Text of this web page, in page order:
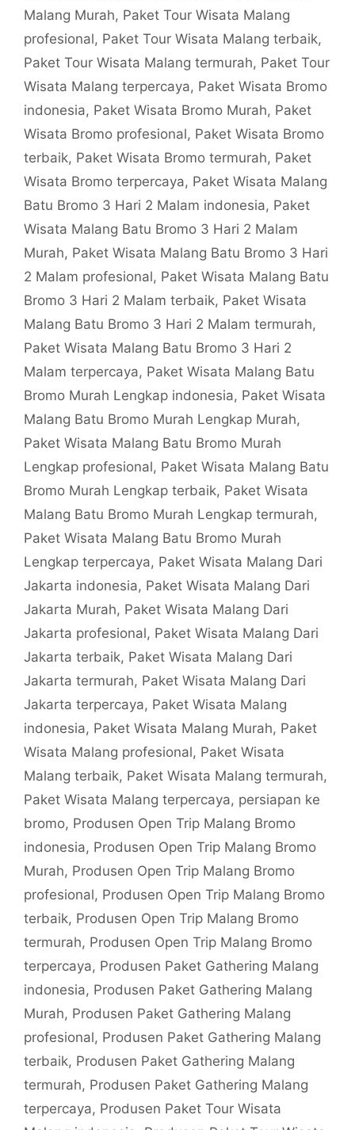
Malang Murah, Paket Tour Wisata Malang
profesional, Paket Tour Wisata Malang terbaik,
Paket Tour Wisata Malang termurah, Paket Tour
Wisata Malang terpercaya, Paket Wisata Bromo
indonesia, Paket Wisata Bromo Murah, Paket
Wisata Bromo profesional, Paket Wisata Bromo
terbaik, Paket Wisata Bromo termurah, Paket
Wisata Bromo terpercaya, Paket Wisata Malang
Batu Bromo 3 Hari 2 Malam indonesia, Paket
Wisata Malang Batu Bromo 3 Hari 2 Malam
Murah, Paket Wisata Malang Batu Bromo 3 Hari
2 Malam profesional, Paket Wisata Malang Batu
Bromo 3 Hari 2 Malam terbaik, Paket Wisata
Malang Batu Bromo 3 Hari 2 Malam termurah,
Paket Wisata Malang Batu Bromo 3 Hari 2
Malam terpercaya, Paket Wisata Malang Batu
Bromo Murah Lengkap indonesia, Paket Wisata
Malang Batu Bromo Murah Lengkap Murah,
Paket Wisata Malang Batu Bromo Murah
Lengkap profesional, Paket Wisata Malang Batu
Bromo Murah Lengkap terbaik, Paket Wisata
Malang Batu Bromo Murah Lengkap termurah,
Paket Wisata Malang Batu Bromo Murah
Lengkap terpercaya, Paket Wisata Malang Dari
Jakarta indonesia, Paket Wisata Malang Dari
Jakarta Murah, Paket Wisata Malang Dari
Jakarta profesional, Paket Wisata Malang Dari
Jakarta terbaik, Paket Wisata Malang Dari
Jakarta termurah, Paket Wisata Malang Dari
Jakarta terpercaya, Paket Wisata Malang
indonesia, Paket Wisata Malang Murah, Paket
Wisata Malang profesional, Paket Wisata
Malang terbaik, Paket Wisata Malang termurah,
Paket Wisata Malang terpercaya, persiapan ke
bromo, Produsen Open Trip Malang Bromo
indonesia, Produsen Open Trip Malang Bromo
Murah, Produsen Open Trip Malang Bromo
profesional, Produsen Open Trip Malang Bromo
terbaik, Produsen Open Trip Malang Bromo
termurah, Produsen Open Trip Malang Bromo
terpercaya, Produsen Paket Gathering Malang
indonesia, Produsen Paket Gathering Malang
Murah, Produsen Paket Gathering Malang
profesional, Produsen Paket Gathering Malang
terbaik, Produsen Paket Gathering Malang
termurah, Produsen Paket Gathering Malang
terpercaya, Produsen Paket Tour Wisata